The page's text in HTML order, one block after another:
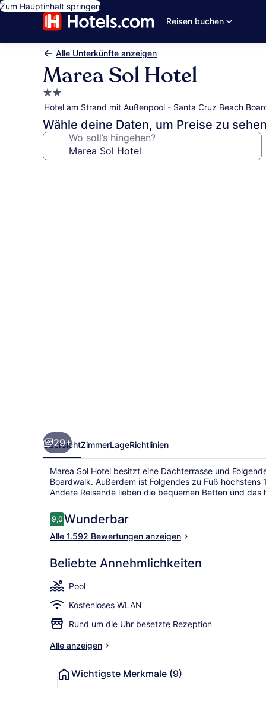
Zum Hauptinhalt springen
Reisen buchen
Alle Unterkünfte anzeigen
Marea Sol Hotel
2.0-
Sterne-
Unterkunft
Hotel am Strand mit Außenpool - Santa Cruz Beach
Wähle deine Daten, um Preise zu sehen
Wo soll’s hingehen?
29+
ÜbersichtZimmerLageRichtlinien
Marea Sol Hotel besitzt eine Dachterrasse und
Boardwalk. Außerdem ist Folgendes zu Fuß
Andere Reisende lieben die bequemen Betten und das
Bewertungen
9,09,0 von 10.
Wunderbar
Alle 1.592 Bewertungen anzeigen
Beliebte Annehmlichkeiten
Pool
Kostenloses WLAN
Rund um die Uhr besetzte Rezeption
Alle anzeigen
Wichtigste Merkmale (9)